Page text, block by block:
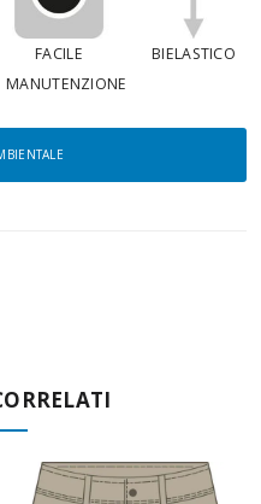
FACILE
MANUTENZIONE
BIELASTICO